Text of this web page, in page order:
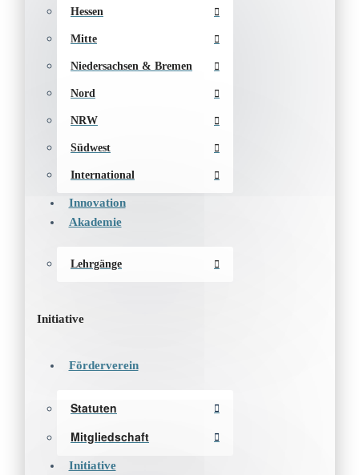
Hessen
Mitte
Niedersachsen & Bremen
Nord
NRW
Südwest
International
Innovation
Akademie
Lehrgänge
Initiative
Förderverein
Statuten
Mitgliedschaft
Initiative